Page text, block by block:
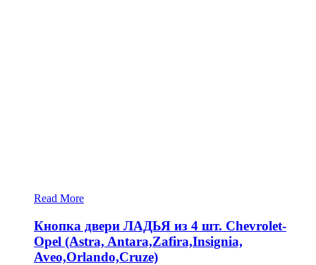
Read More
Кнопка двери ЛАДЬЯ из 4 шт. Chevrolet-
Opel (Astra, Antara,Zafira,Insignia,
Aveo,Orlando,Cruze)